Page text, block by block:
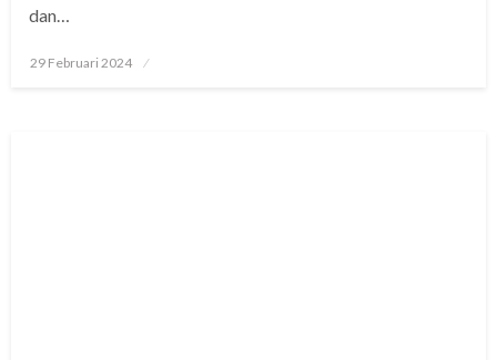
dan…
Posted
29 Februari 2024